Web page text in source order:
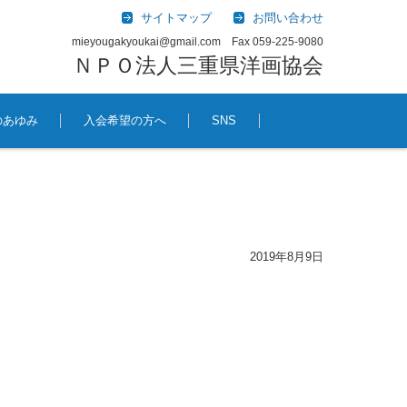
サイトマップ お問い合わせ
mieyougakyoukai@gmail.com Fax 059-225-9080
ＮＰＯ法人三重県洋画協会
あゆみ 入会希望の方へ SNS
2019年8月9日